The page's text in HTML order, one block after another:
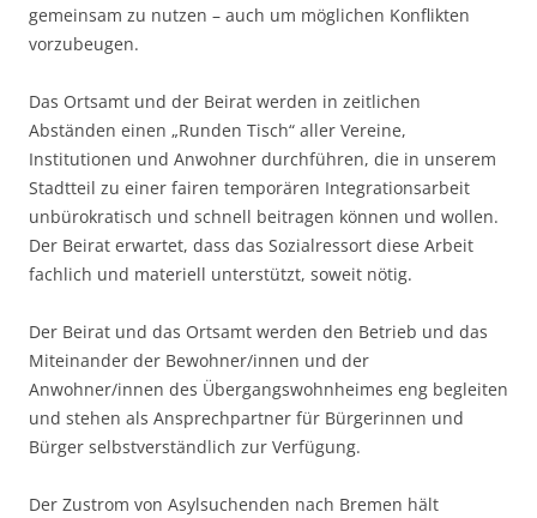
gemeinsam zu nutzen – auch um möglichen Konflikten
vorzubeugen.
Das Ortsamt und der Beirat werden in zeitlichen
Abständen einen „Runden Tisch“ aller Vereine,
Institutionen und Anwohner durchführen, die in unserem
Stadtteil zu einer fairen temporären Integrationsarbeit
unbürokratisch und schnell beitragen können und wollen.
Der Beirat erwartet, dass das Sozialressort diese Arbeit
fachlich und materiell unterstützt, soweit nötig.
Der Beirat und das Ortsamt werden den Betrieb und das
Miteinander der Bewohner/innen und der
Anwohner/innen des Übergangswohnheimes eng begleiten
und stehen als Ansprechpartner für Bürgerinnen und
Bürger selbstverständlich zur Verfügung.
Der Zustrom von Asylsuchenden nach Bremen hält